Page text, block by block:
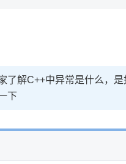
了解C++中异常是什么，
下